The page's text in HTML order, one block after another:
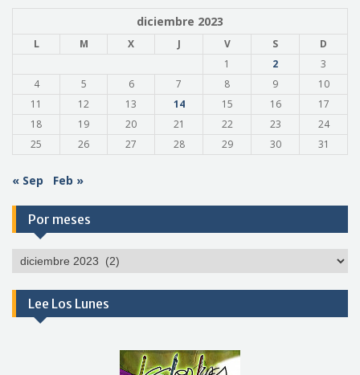
diciembre 2023
L M X J V S
D
1
2
3
4
5 6 7 8 9
10
11
12 13 14 15 16
17
18
19 20 21 22 23
24
25
26 27 28 29 30 31
« Sep Feb »
Por meses
Por
Lee Los Lunes